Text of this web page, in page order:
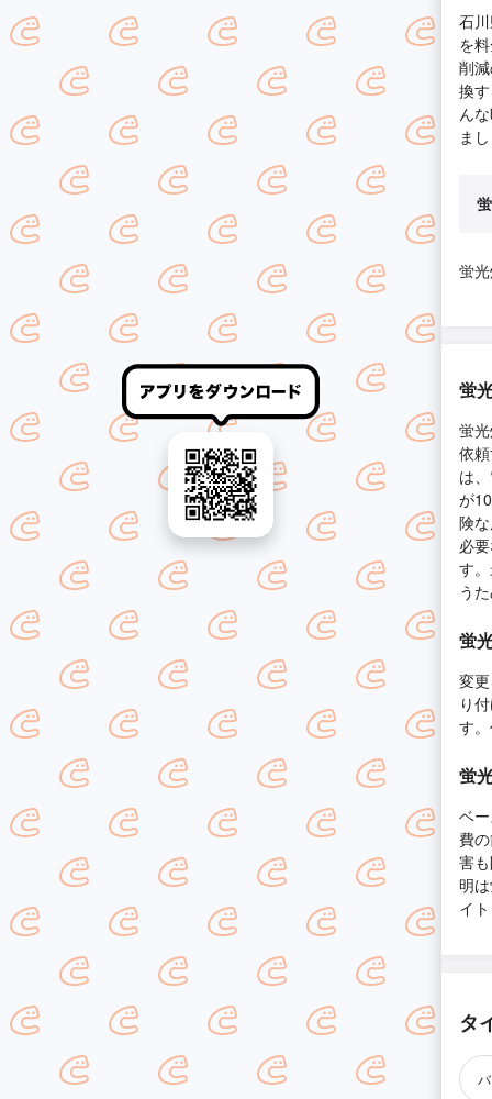
石
を
削
換
ん
ま
蛍
蛍
蛍
依
は
が
険
必
す
う
蛍
変
り
す
蛍
ベ
費
害
明
イ
タ